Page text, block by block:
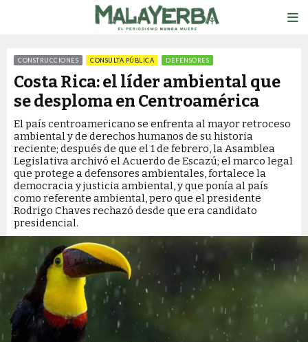
CONSTRUCCIONES CONSULTA PÚBLICA
DEFENSORES
Costa Rica: el líder ambiental que
se desploma en Centroamérica
El país centroamericano se enfrenta al mayor retroceso
ambiental y de derechos humanos de su historia
reciente; después de que el 1 de febrero, la Asamblea
Legislativa archivó el Acuerdo de Escazú; el marco legal
que protege a defensores ambientales, fortalece la
democracia y justicia ambiental, y que ponía al país
como referente ambiental, pero que el presidente
Rodrigo Chaves rechazó desde que era candidato
presidencial.